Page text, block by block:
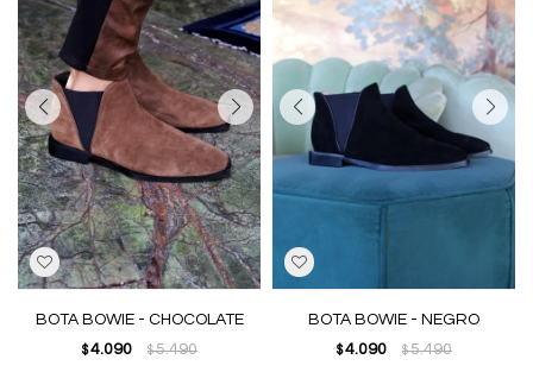
BOTA BOWIE - CHOCOLATE
$ 4.090 $5.490
BOTA BOWIE - NEGRO
$ 4.090 $5.490